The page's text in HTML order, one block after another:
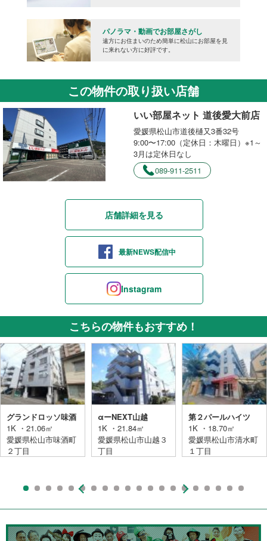
パノラマ・動画でお部屋さがし
遠方にお住まいのため簡単に松山にお部屋を見
に来れない方に好評です。
この物件の取り扱い店舗
いい部屋ネット 道後愛大前店
愛媛県松山市道後樋又3番32号
9:00〜17:00（定休日：木曜日）※1～
3月は定休日なし
089-911-2511
店舗詳細を見る
最新NEWS配信中
Instagram
こちらの物件もおすすめ！
グランドロッソ味酒
1K ・21.06㎡
愛媛県松山市味酒町
２丁目
αーNEXT山越
1K ・21.84㎡
愛媛県松山市山越３
丁目
第２パールハイツ
1K ・18.70㎡
愛媛県松山市清水町
１丁目